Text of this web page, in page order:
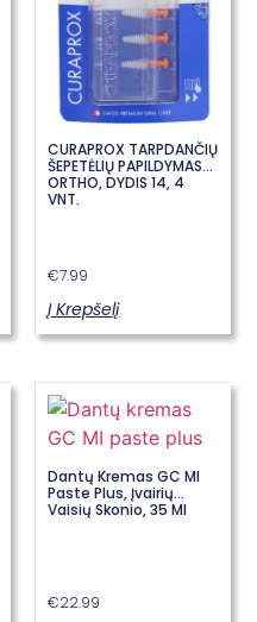
CURAPROX TARPDANČIŲ
ŠEPETĖLIŲ PAPILDYMAS
ORTHO, DYDIS 14, 4
VNT.
€7.99
Į Krepšelį
Dantų Kremas GC MI
Paste Plus, Įvairių
Vaisių Skonio, 35 Ml
€22.99